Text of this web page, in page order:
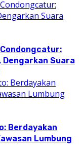
Dengarkan Suara
Berdayakan
Lumbung